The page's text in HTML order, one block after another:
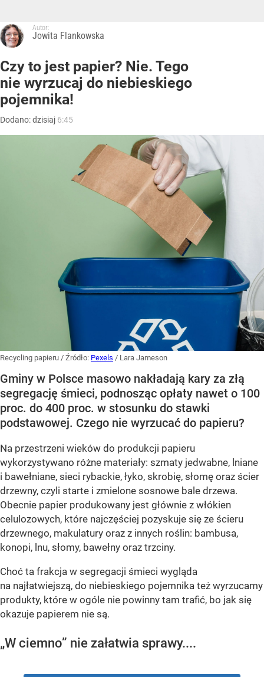
Autor:
Jowita Flankowska
Czy to jest papier? Nie. Tego
nie wyrzucaj do niebieskiego
pojemnika!
Dodano:dzisiaj 6:45
Recycling papieru / Źródło: Pexels / Lara Jameson
Gminy w Polsce masowo nakładają kary za złą
segregację śmieci, podnosząc opłaty nawet o 100
proc. do 400 proc. w stosunku do stawki
podstawowej. Czego nie wyrzucać do papieru?
Na przestrzeni wieków do produkcji papieru
wykorzystywano różne materiały: szmaty jedwabne, lniane
i bawełniane, sieci rybackie, łyko, skrobię, słomę oraz ścier
drzewny, czyli starte i zmielone sosnowe bale drzewa.
Obecnie papier produkowany jest głównie z włókien
celulozowych, które najczęściej pozyskuje się ze ścieru
drzewnego, makulatury oraz z innych roślin: bambusa,
konopi, lnu, słomy, bawełny oraz trzciny.
Choć ta frakcja w segregacji śmieci wygląda
na najłatwiejszą, do niebieskiego pojemnika też wyrzucamy
produkty, które w ogóle nie powinny tam trafić, bo jak się
okazuje papierem nie są.
„W ciemno” nie załatwia sprawy....